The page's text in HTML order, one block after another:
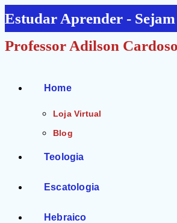
Ir
para
o
Estudar Aprender -
Professor Adilson Cardoso
Home
Loja Virtual
Blog
Teologia
Escatologia
Hebraico